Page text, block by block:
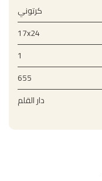
كرتوني
17x24
1
655
دار القلم